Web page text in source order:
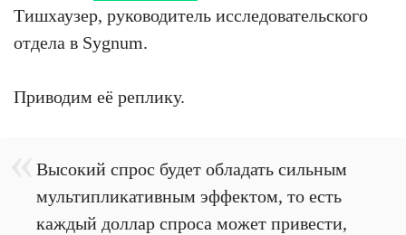
Тишхаузер, руководитель исследовательского
отдела в Sygnum.
Приводим её реплику.
Высокий спрос будет обладать сильным
мультипликативным эффектом, то есть
каждый доллар спроса может привести,